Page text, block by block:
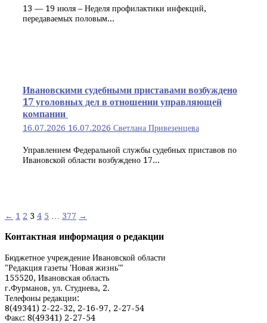
13 — 19 июля – Неделя профилактики инфекций,
передаваемых половым...
Ивановскими судебными приставами возбуждено
17 уголовных дел в отношении управляющей
компании
16.07.2026 16.07.2026 Светлана Привезенцева
Управлением Федеральной службы судебных приставов по
Ивановской области возбуждено 17...
Навигация
по
← 1 2 3 4 5 377 →
Контактная информация о редакции
Бюджетное учреждение Ивановской области
"Редакция газеты 'Новая жизнь'"
155520, Ивановская область
г.Фурманов, ул. Студнева, 2.
Телефоны редакции:
8(49341) 2-22-32, 2-16-97, 2-27-54
Факс: 8(49341) 2-27-54